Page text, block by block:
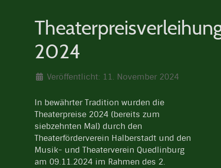
2024
Veröffentlicht: 11. November 2024
In bewährter Tradition wurden die
Theaterpreise 2024 (bereits zum
siebzehnten Mal) durch den
Theaterförderverein Halberstadt und den
Musik- und Theaterverein Quedlinburg
am 09.11.2024 im Rahmen des 2.